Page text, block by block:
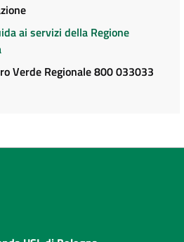
ai servizi della Regione
Verde Regionale 800 033033